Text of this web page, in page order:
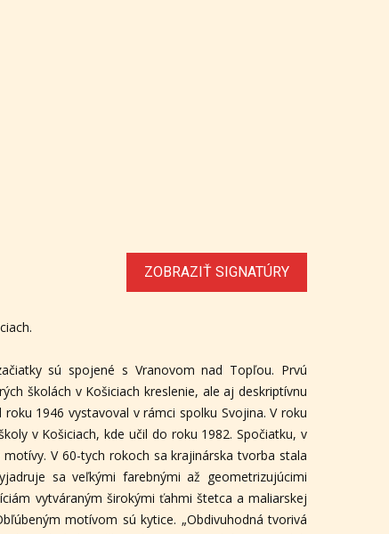
ZOBRAZIŤ SIGNATÚRY
sú spojené s Vranovom nad Topľou. Prvú
školách v Košiciach kreslenie, ale aj deskriptívnu
1946 vystavoval v rámci spolku Svojina. V roku
v Košiciach, kde učil do roku 1982. Spočiatku, v
V 60-tych rokoch sa krajinárska tvorba stala
sa veľkými farebnými až geometrizujúcimi
vytváraným širokými ťahmi štetca a maliarskej
motívom sú kytice. „Obdivuhodná tvorivá